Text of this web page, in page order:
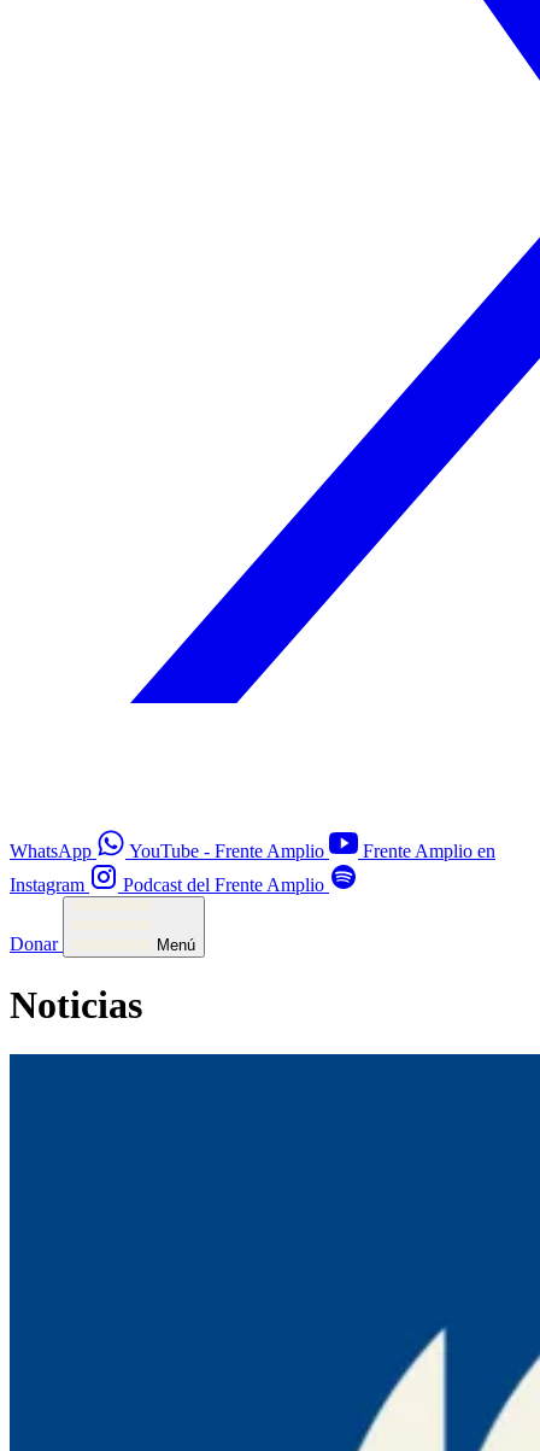
WhatsApp YouTube - Frente Amplio
Frente Amplio en
Instagram
Podcast del Frente Amplio
Donar Menú
Noticias